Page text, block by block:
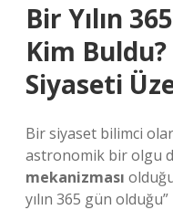
Bir Yılın
Kim
Siyaseti
Bir siyaset bilimci
astronomik bir olgu
mekanizması
yılın 365 gün